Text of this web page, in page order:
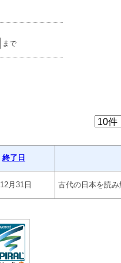
まで
終了日
月31日 古代の日本を読み